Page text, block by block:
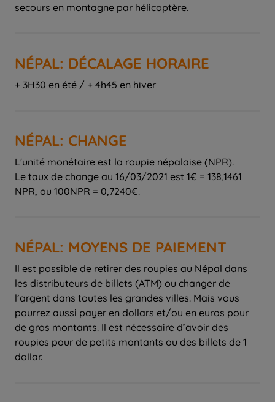
secours en montagne par hélicoptère.
NÉPAL: DÉCALAGE HORAIRE
+ 3H30 en été / + 4h45 en hiver
NÉPAL: CHANGE
L'unité monétaire est la roupie népalaise (NPR).
Le taux de change au 16/03/2021 est 1€ = 138,1461
NPR, ou 100NPR = 0,7240€.
NÉPAL: MOYENS DE PAIEMENT
Il est possible de retirer des roupies au Népal dans
les distributeurs de billets (ATM) ou changer de
l’argent dans toutes les grandes villes. Mais vous
pourrez aussi payer en dollars et/ou en euros pour
de gros montants. Il est nécessaire d’avoir des
roupies pour de petits montants ou des billets de 1
dollar.